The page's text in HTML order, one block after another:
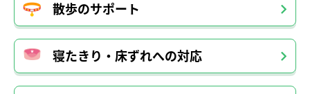
散歩のサポート
寝たきり・床ずれへの対応